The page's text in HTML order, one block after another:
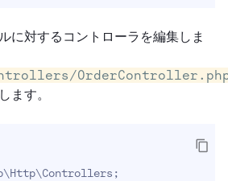
に対するコントローラを編集しま
ます。
\Http\Controllers ;